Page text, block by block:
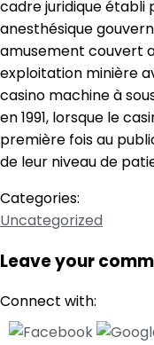
cadre juridique établi
anesthésique
amusement couvert
exploitation minière
casino machine à
en 1991, lorsque le
première fois au
de leur niveau de
Categories:
Uncategorized
Leave your
Connect with: